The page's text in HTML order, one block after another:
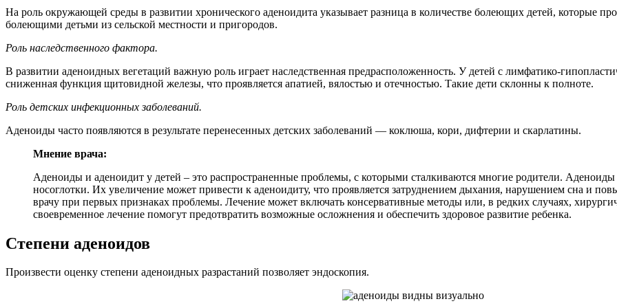
На роль окружающей среды в развитии хронического аденоидита указывает разница в количестве болеющих детей,
болеющими детьми из сельской местности и пригородов.
Роль наследственного фактора.
В развитии аденоидных вегетаций важную роль играет наследственная предрасположенность. У детей с лимфатико-
сниженная функция щитовидной железы, что проявляется апатией, вялостью и отечностью. Такие дети склонны к полноте.
Роль детских инфекционных заболеваний.
Аденоиды часто появляются в результате перенесенных детских заболеваний — коклюша, кори, дифтерии и скарлатины.
Мнение врача:
Аденоиды и аденоидит у детей – это распространенные проблемы, с которыми сталкиваются многие родители.
носоглотки. Их увеличение может привести к аденоидиту, что проявляется затруднением дыхания, нарушением сна и
врачу при первых признаках проблемы. Лечение может включать консервативные методы или, в редких случаях,
своевременное лечение помогут предотвратить возможные осложнения и обеспечить здоровое развитие ребенка.
Степени аденоидов
Произвести оценку степени аденоидных разрастаний позволяет эндоскопия.